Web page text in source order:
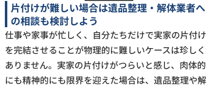
片付けが難しい場合は遺品整理・解体業者へ
の相談も検討しよう
仕事や家事が忙しく、自分たちだけで実家の片付け
を完結させることが物理的に難しいケースは珍しく
ありません。実家の片付けがつらいと感じ、肉体的
にも精神的にも限界を迎えた場合は、遺品整理や解